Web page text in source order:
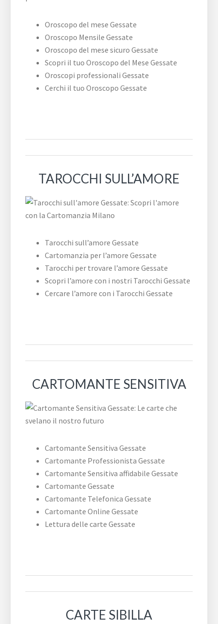
Oroscopo del mese Gessate
Oroscopo Mensile Gessate
Oroscopo del mese sicuro Gessate
Scopri il tuo Oroscopo del Mese Gessate
Oroscopi professionali Gessate
Cerchi il tuo Oroscopo Gessate
TAROCCHI SULL’AMORE
Tarocchi sull’amore Gessate
Cartomanzia per l’amore Gessate
Tarocchi per trovare l’amore Gessate
Scopri l’amore con i nostri Tarocchi Gessate
Cercare l’amore con i Tarocchi Gessate
CARTOMANTE SENSITIVA
Cartomante Sensitiva Gessate
Cartomante Professionista Gessate
Cartomante Sensitiva affidabile Gessate
Cartomante Gessate
Cartomante Telefonica Gessate
Cartomante Online Gessate
Lettura delle carte Gessate
CARTE SIBILLA